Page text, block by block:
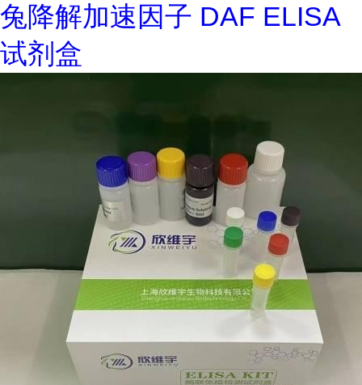
兔降解加速因子 DAF ELISA
试剂盒